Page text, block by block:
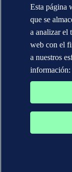
Esta página
que se
a analizar el
web con el
a nuestros
información: